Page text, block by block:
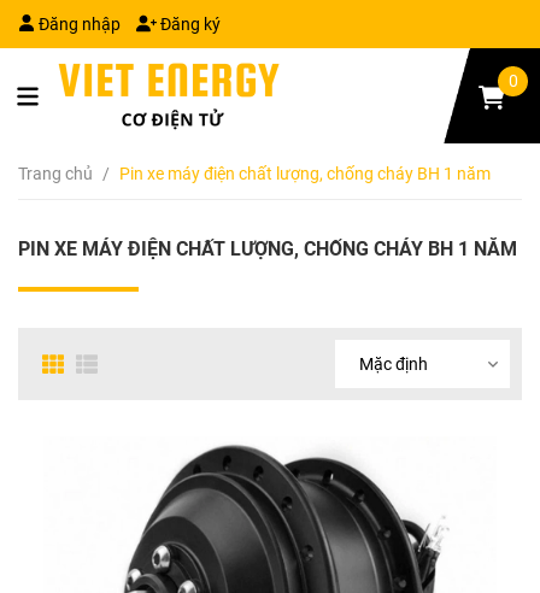
Đăng nhập Đăng ký
0
Trang chủ / Pin xe máy điện chất lượng, chống cháy BH 1 năm
PIN XE MÁY ĐIỆN CHẤT LƯỢNG, CHỐNG CHÁY BH 1 NĂM